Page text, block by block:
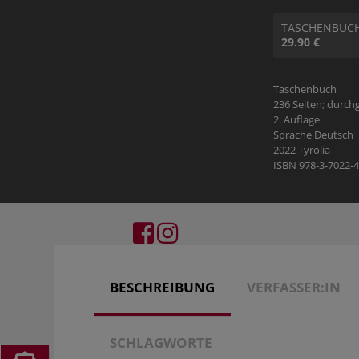
29.90 €
Taschenbuch
236 Seiten;
2. Auflage
Sprache Deutsch
2022 Tyrolia
ISBN 978-3-7022-
BESCHREIBUNG VERFASSER:IN
SCHLAGWORTE